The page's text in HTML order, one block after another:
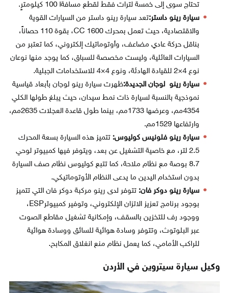
تحتاج سوى إلى خمسة لترات فقط لقطع مسافةا 100 كيلومترٍ.
سيارة رينو داستر:تعد سيارة رينو داستر من السيارات القوية
والاقتصادية، حيث تعمل بمحرك 1600 CC، بقوة 110 حصاناً،
بناقل حركة عادي مضاعف، وأوتوماتيك إلكتروني، كما تعتبر من
السيارات العائلية، وليست مخصصة للسباق، كما يوجد منها نوعان
نوع 4×2 للقيادة الهادئة، ونوع 4×4 للاستخدامات الجبلية.
سيارة رينو لوجان الجديدة:ظهرت سيارة رينو لوجان بأبعاد قياسية
نموذجية بالنسبة لسيارة ذات نمط سيدان، حيث يبلغ طولها الكلي
4354مم، وعرضها 1733مم، بينما طول قاعدة العجلات 2635مم،
وارتفاعها 1529مم.
سيارة رينو فلونيس كوليوس: تتميز هذه السيارة بسعة المحرك
2.5 لتر، مع خاصية التشغيل عن بعد، ويتوفر فيها كمبيوتر لوحي
8.7 بوصة مع نظام ملاحة، كما تتبع كوليوس نظام صف السيارة
بدون استخدام اليدين ما يدعى النظام الأوتوماتيكي.
سيارة رينو دوكر فان: تتوفر لدى رينو مركبة دوكر فان التي تتميز
بوجود برنامج تعزيز الاتزان الإلكتروني، وتوفير كمبيوترESP،
ووجود رف للتخزين بالسقف، وإمكانية تشغيل مقاطع الصوت
عبر البلوتوث، وتتوفر وسادة هوائية للسائق ووسادة هوائية
للراكب الأمامي، كما يعمل نظام منع انغلاق المكابح.
وكيل سيارة سيتروين في الأردن